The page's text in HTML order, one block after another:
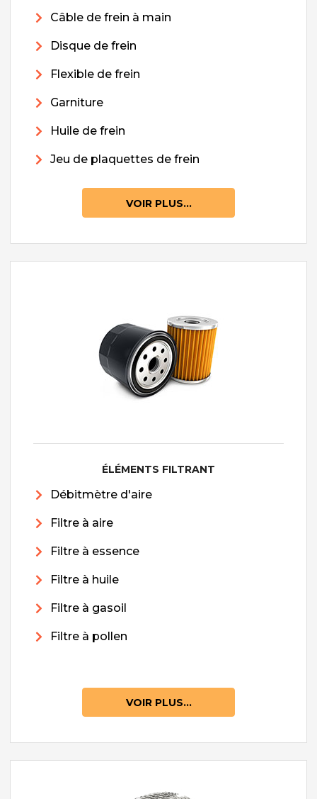
Câble de frein à main
Disque de frein
Flexible de frein
Garniture
Huile de frein
Jeu de plaquettes de frein
VOIR PLUS...
ÉLÉMENTS FILTRANT
Débitmètre d'aire
Filtre à aire
Filtre à essence
Filtre à huile
Filtre à gasoil
Filtre à pollen
VOIR PLUS...